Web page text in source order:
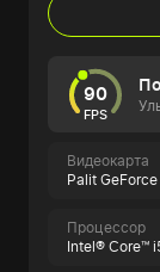
90
FPS
Видеокарта
Palit
Процессор
Intel® Core™